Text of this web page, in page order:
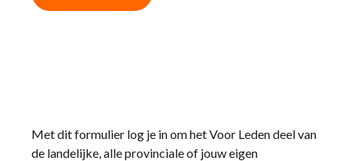
Met dit formulier log je in om het Voor Leden deel van
de landelijke, alle provinciale of jouw eigen